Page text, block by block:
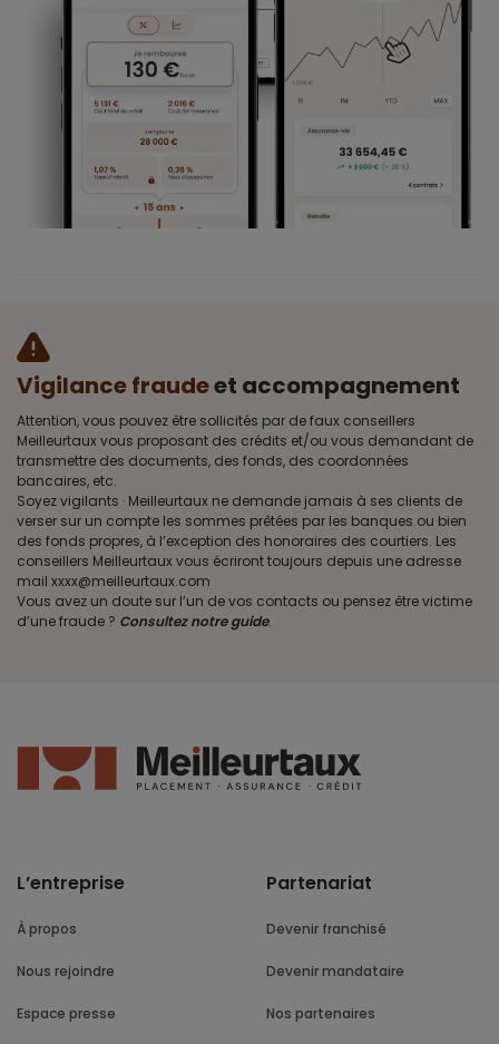
Vigilance fraudeet accompagnement
Attention, vous pouvez être sollicités par de faux conseillers
Meilleurtaux vous proposant des crédits et/ou vous demandant de
transmettre des documents, des fonds, des coordonnées
bancaires, etc.
Soyez vigilants · Meilleurtaux ne demande jamais à ses clients de
verser sur un compte les sommes prêtées par les banques ou bien
des fonds propres, à l’exception des honoraires des courtiers. Les
conseillers Meilleurtaux vous écriront toujours depuis une adresse
mail xxxx@meilleurtaux.com
Vous avez un doute sur l’un de vos contacts ou pensez être victime
d’une fraude ? Consultez notre guide.
L’entreprise
À propos
Nous rejoindre
Espace presse
Partenariat
Devenir franchisé
Devenir mandataire
Nos partenaires